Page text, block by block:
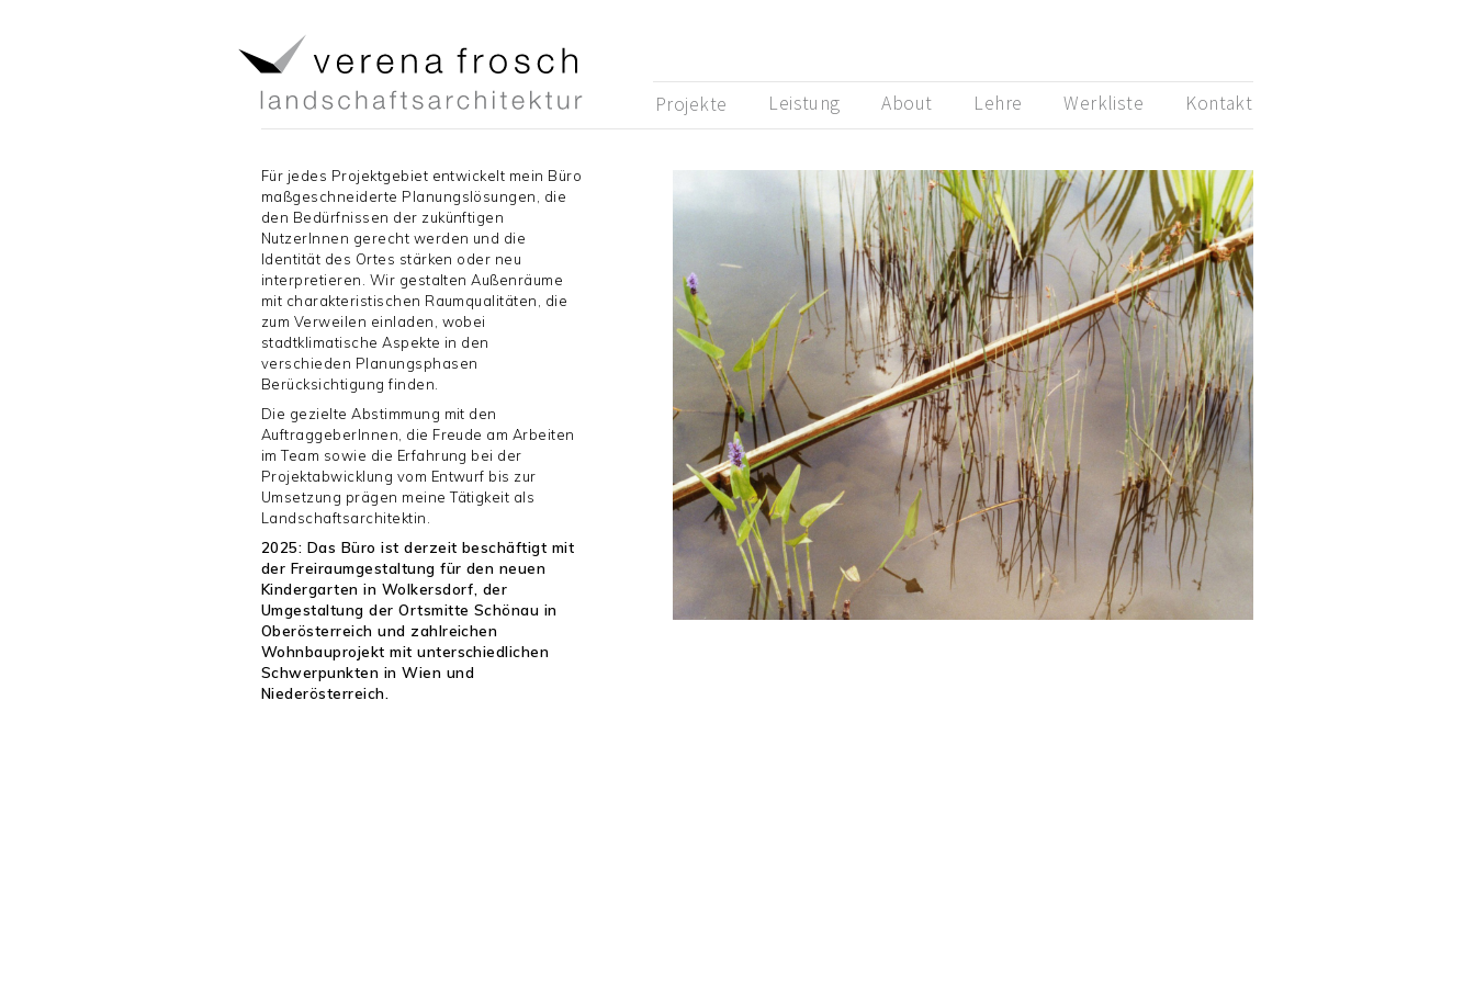
Projekte Leistung About Lehre Werkliste Kontakt
Für jedes Projektgebiet entwickelt mein Büro
maßgeschneiderte Planungslösungen, die
den Bedürfnissen der zukünftigen
NutzerInnen gerecht werden und die
Identität des Ortes stärken oder neu
interpretieren. Wir gestalten Außenräume
mit charakteristischen Raumqualitäten, die
zum Verweilen einladen, wobei
stadtklimatische Aspekte in den
verschieden Planungsphasen
Berücksichtigung finden.
Die gezielte Abstimmung mit den
AuftraggeberInnen, die Freude am Arbeiten
im Team sowie die Erfahrung bei der
Projektabwicklung vom Entwurf bis zur
Umsetzung prägen meine Tätigkeit als
Landschaftsarchitektin.
2025: Das Büro ist derzeit beschäftigt mit
der Freiraumgestaltung für den neuen
Kindergarten in Wolkersdorf, der
Umgestaltung der Ortsmitte Schönau in
Oberösterreich und zahlreichen
Wohnbauprojekt mit unterschiedlichen
Schwerpunkten in Wien und
Niederösterreich.